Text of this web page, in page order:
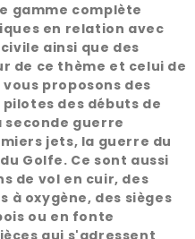
gamme complète
en relation avec
ainsi que des
de ce thème et celui de
proposons des
des débuts de
seconde guerre
jets, la guerre du
Golfe. Ce sont aussi
de vol en cuir, des
à oxygène, des sièges
ou en fonte